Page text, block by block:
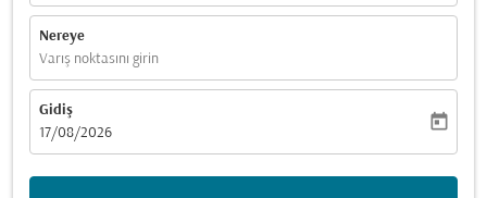
Nereye
Varış noktasını girin
Gidiş
fc-booking-departure-date-aria-label
17/08/2026
today